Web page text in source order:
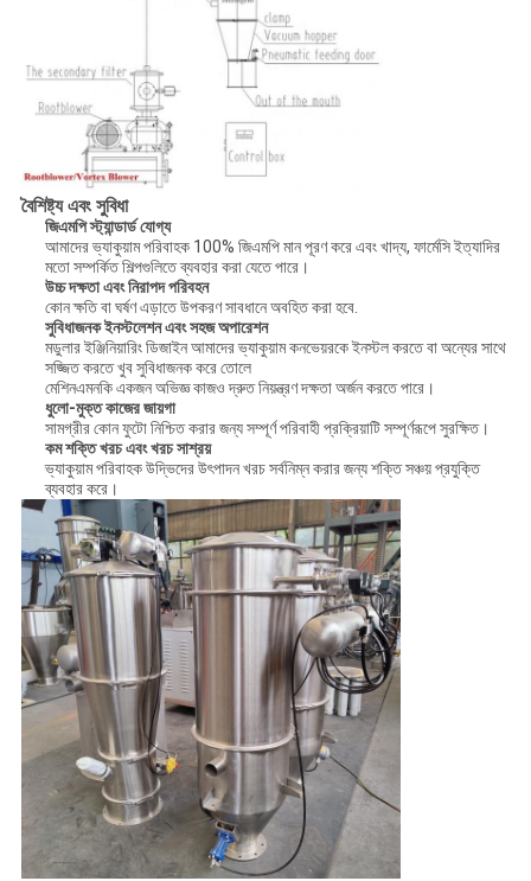
বৈশিষ্ট্য এবং সুবিধা
জিএমপি স্ট্যান্ডার্ড যোগ্য
আমাদের ভ্যাকুয়াম পরিবাহক 100% জিএমপি মান পূরণ করে এবং খাদ্য, ফার্মেসি ইত্যাদির
মতো সম্পর্কিত শিল্পগুলিতে ব্যবহার করা যেতে পারে।
উচ্চ দক্ষতা এবং নিরাপদ পরিবহন
কোন ক্ষতি বা ঘর্ষণ এড়াতে উপকরণ সাবধানে অবহিত করা হবে.
সুবিধাজনক ইনস্টলেশন এবং সহজ অপারেশন
মডুলার ইঞ্জিনিয়ারিং ডিজাইন আমাদের ভ্যাকুয়াম কনভেয়রকে ইনস্টল করতে বা অন্যের সাথে
সজ্জিত করতে খুব সুবিধাজনক করে তোলে
মেশিনএমনকি একজন অভিজ্ঞ কাজও দ্রুত নিয়ন্ত্রণ দক্ষতা অর্জন করতে পারে।
ধুলো-মুক্ত কাজের জায়গা
সামগ্রীর কোন ফুটো নিশ্চিত করার জন্য সম্পূর্ণ পরিবাহী প্রক্রিয়াটি সম্পূর্ণরূপে সুরক্ষিত।
কম শক্তি খরচ এবং খরচ সাশ্রয়
ভ্যাকুয়াম পরিবাহক উদ্ভিদের উৎপাদন খরচ সর্বনিম্ন করার জন্য শক্তি সঞ্চয় প্রযুক্তি
ব্যবহার করে।